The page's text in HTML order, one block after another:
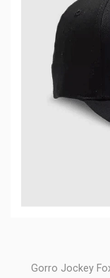
Gorro Jockey